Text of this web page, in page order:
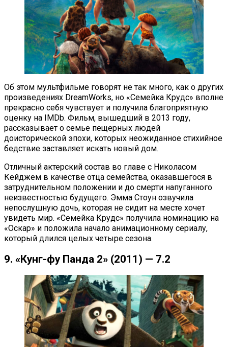
Об этом мультфильме говорят не так много, как о других
произведениях DreamWorks, но «Семейка Крудс» вполне
прекрасно себя чувствует и получила благоприятную
оценку на IMDb. Фильм, вышедший в 2013 году,
рассказывает о семье пещерных людей
доисторической эпохи, которых неожиданное стихийное
бедствие заставляет искать новый дом.
Отличный актерский состав во главе с Николасом
Кейджем в качестве отца семейства, оказавшегося в
затруднительном положении и до смерти напуганного
неизвестностью будущего. Эмма Стоун озвучила
непослушную дочь, которая не сидит на месте хочет
увидеть мир. «Семейка Крудс» получила номинацию на
«Оскар» и положила начало анимационному сериалу,
который длился целых четыре сезона.
9. «Кунг-фу Панда 2» (2011) — 7.2